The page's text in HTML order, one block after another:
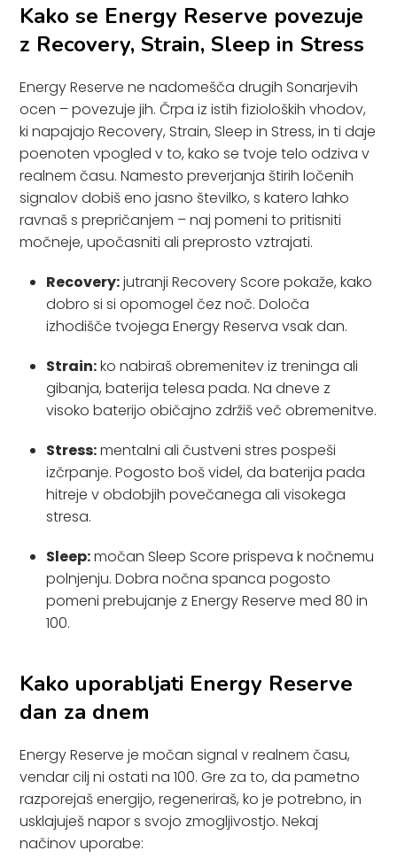
Kako se Energy Reserve povezuje
z Recovery, Strain, Sleep in Stress
Energy Reserve ne nadomešča drugih Sonarjevih
ocen – povezuje jih. Črpa iz istih fizioloških vhodov,
ki napajajo Recovery, Strain, Sleep in Stress, in ti daje
poenoten vpogled v to, kako se tvoje telo odziva v
realnem času. Namesto preverjanja štirih ločenih
signalov dobiš eno jasno številko, s katero lahko
ravnaš s prepričanjem – naj pomeni to pritisniti
močneje, upočasniti ali preprosto vztrajati.
Recovery:jutranji Recovery Score pokaže, kako
dobro si si opomogel čez noč. Določa
izhodišče tvojega Energy Reserva vsak dan.
Strain:ko nabiraš obremenitev iz treninga ali
gibanja, baterija telesa pada. Na dneve z
visoko baterijo običajno zdržiš več obremenitve.
Stress:mentalni ali čustveni stres pospeši
izčrpanje. Pogosto boš videl, da baterija pada
hitreje v obdobjih povečanega ali visokega
stresa.
Sleep:močan Sleep Score prispeva k nočnemu
polnjenju. Dobra nočna spanca pogosto
pomeni prebujanje z Energy Reserve med 80 in
100.
Kako uporabljati Energy Reserve
dan za dnem
Energy Reserve je močan signal v realnem času,
vendar cilj ni ostati na 100. Gre za to, da pametno
razporejaš energijo, regeneriraš, ko je potrebno, in
usklajuješ napor s svojo zmogljivostjo. Nekaj
načinov uporabe: